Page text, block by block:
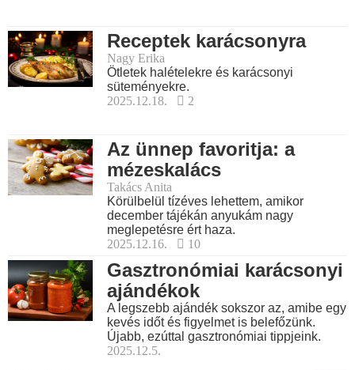
Receptek karácsonyra
Nagy Erika
Ötletek halételekre és karácsonyi
süteményekre.
2025.12.18.
2
Az ünnep favoritja: a
mézeskalács
Takács Anita
Körülbelül tízéves lehettem, amikor
december tájékán anyukám nagy
meglepetésre ért haza.
2025.12.16.
10
Gasztronómiai karácsonyi
ajándékok
A legszebb ajándék sokszor az, amibe egy
kevés időt és figyelmet is belefőzünk.
Újabb, ezúttal gasztronómiai tippjeink.
2025.12.5.